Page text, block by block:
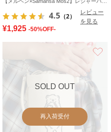
4.5 （2）
レビュー
を見る
¥1,925 -50%OFF-
SOLD OUT
再入荷受付